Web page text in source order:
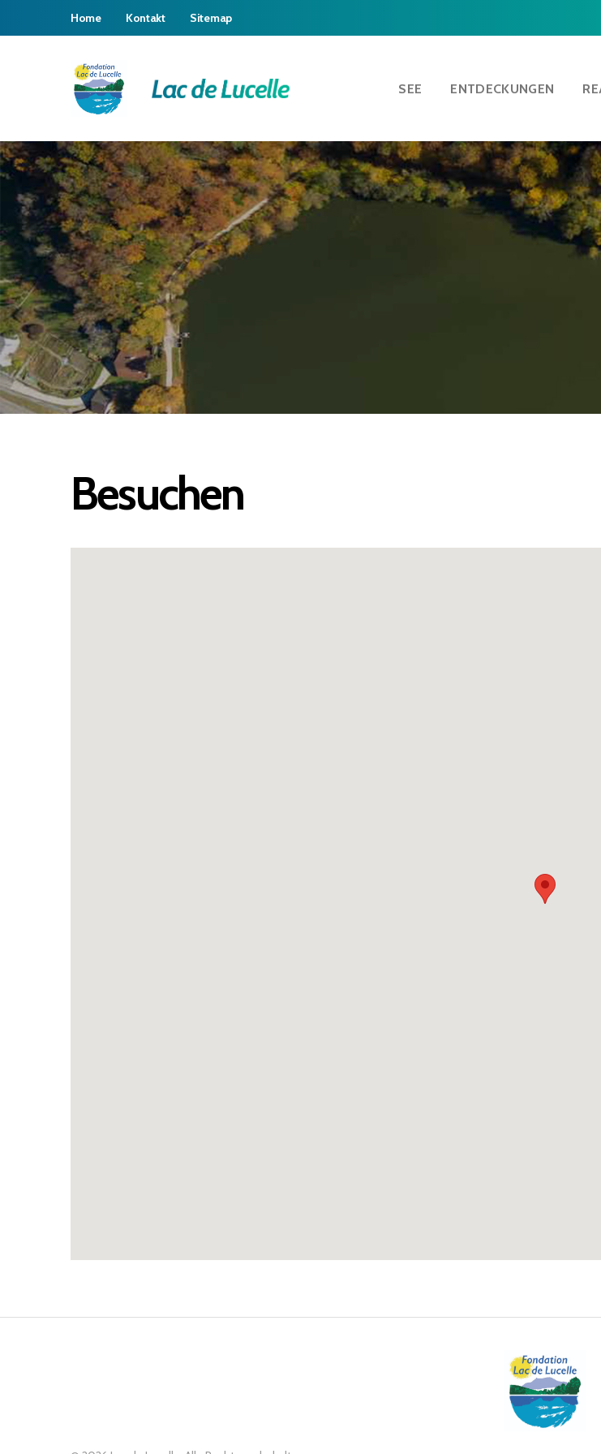
Home Kontakt Sitemap
SEE ENTDECKUNGEN
Besuchen